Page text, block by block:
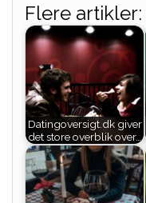
Flere artikler:
Datingoversigt.dk giver
det store overblik over…